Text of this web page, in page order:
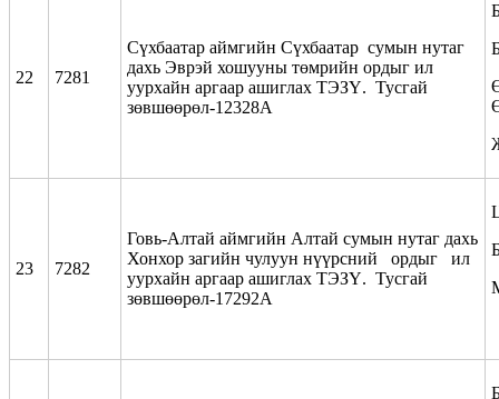
22 7281
Сүхбаатар аймгийн Сүхбаатар сумын нутаг
дахь Эврэй хошууны төмрийн ордыг ил
уурхайн аргаар ашиглах ТЭЗҮ. Тусгай
зөвшөөрөл-12328А
23 7282
Говь-Алтай аймгийн Алтай сумын нутаг дахь
Хонхор загийн чулуун нүүрсний ордыг ил
уурхайн аргаар ашиглах ТЭЗҮ. Тусгай
зөвшөөрөл-17292А